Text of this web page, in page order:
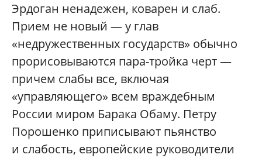
Эрдоган ненадежен, коварен и слаб.
Прием не новый — у глав
«недружественных государств» обычно
прорисовываются пара-тройка черт —
причем слабы все, включая
«управляющего» всем враждебным
России миром Барака Обаму. Петру
Порошенко приписывают пьянство
и слабость, европейские руководители